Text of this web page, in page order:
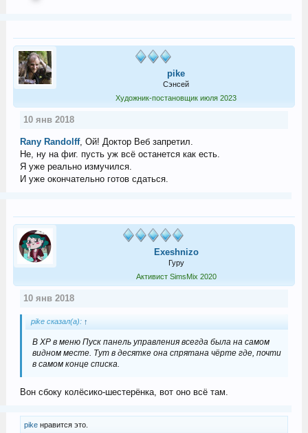
pike
Сэнсей
Художник-постановщик июля 2023
10 янв 2018
Rany Randolff, Ой! Доктор Веб запретил.
Не, ну на фиг. пусть уж всё останется как есть.
Я уже реально измучился.
И уже окончательно готов сдаться.
Exeshnizo
Гуру
Активист SimsMix 2020
10 янв 2018
pike сказал(а): ↑
В ХР в меню Пуск панель управления всегда была на самом
видном месте. Тут в десятке она спрятана чёрте где, почти
в самом конце списка.
Вон сбоку колёсико-шестерёнка, вот оно всё там.
pikeнравится это.